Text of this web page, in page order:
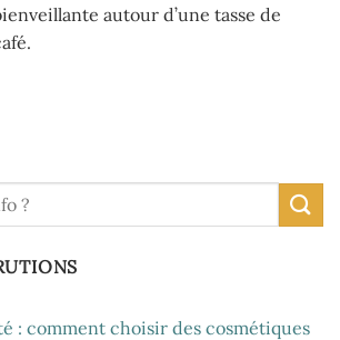
autour d’une tasse de
: comment choisir des cosmétiques